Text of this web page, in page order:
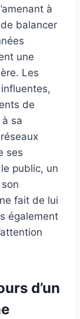
à
balancer
une
Les
de
sa
ses
public, un
fait de lui
également
d’un